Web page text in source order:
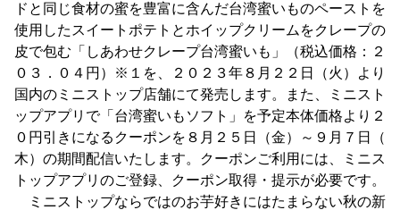
ドと同じ食材の蜜を豊富に含んだ台湾蜜いものペーストを
使用したスイートポテトとホイップクリームをクレープの
皮で包む「しあわせクレープ台湾蜜いも」（税込価格：２
０３．０４円）※１を、２０２３年８月２２日（火）より
国内のミニストップ店舗にて発売します。また、ミニスト
ップアプリで「台湾蜜いもソフト」を予定本体価格より２
０円引きになるクーポンを８月２５日（金）～９月７日（
木）の期間配信いたします。クーポンご利用には、ミニス
トップアプリのご登録、クーポン取得・提示が必要です。
ミニストップならではのお芋好きにはたまらない秋の新